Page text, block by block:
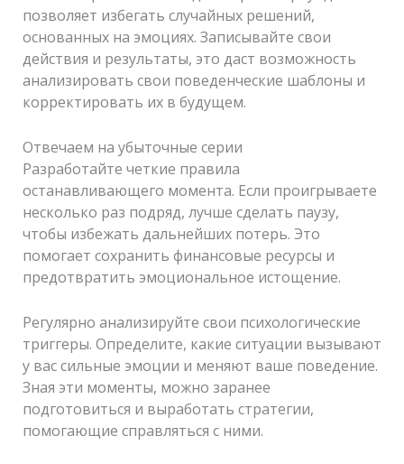
позволяет избегать случайных решений,
основанных на эмоциях. Записывайте свои
действия и результаты, это даст возможность
анализировать свои поведенческие шаблоны и
корректировать их в будущем.
Отвечаем на убыточные серии
Разработайте четкие правила
останавливающего момента. Если проигрываете
несколько раз подряд, лучше сделать паузу,
чтобы избежать дальнейших потерь. Это
помогает сохранить финансовые ресурсы и
предотвратить эмоциональное истощение.
Регулярно анализируйте свои психологические
триггеры. Определите, какие ситуации вызывают
у вас сильные эмоции и меняют ваше поведение.
Зная эти моменты, можно заранее
подготовиться и выработать стратегии,
помогающие справляться с ними.